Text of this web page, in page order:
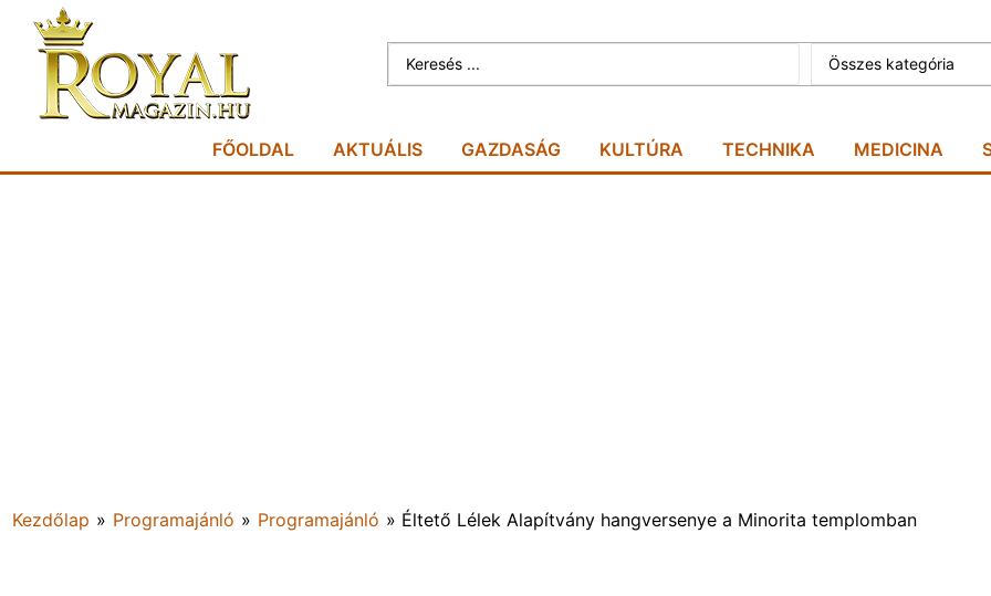
Összes kategória
FŐOLDAL AKTUÁLIS GAZDASÁG KULTÚRA TECHNIKA MEDICINA
Kezdőlap » Programajánló » Programajánló » Éltető Lélek Alapítvány hangversenye a Minorita templomban